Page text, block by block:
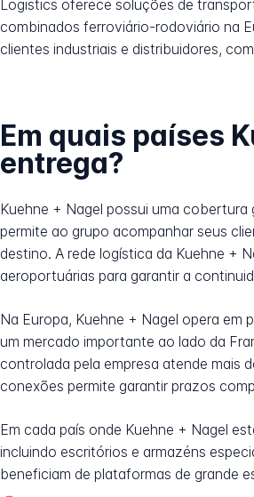
Logistics oferece soluções de
combinados ferroviário-rodoviário na
clientes industriais e distribuidores,
Em quais países
entrega?
Kuehne + Nagel possui uma
permite ao grupo acompanhar seus
destino. A rede logística da Kuehne +
aeroportuárias para garantir a
Na Europa, Kuehne + Nagel opera
um mercado importante ao lado da
controlada pela empresa atende mais
conexões permite garantir prazos
Em cada país onde Kuehne + Nagel
incluindo escritórios e armazéns
beneficiam de plataformas de grande